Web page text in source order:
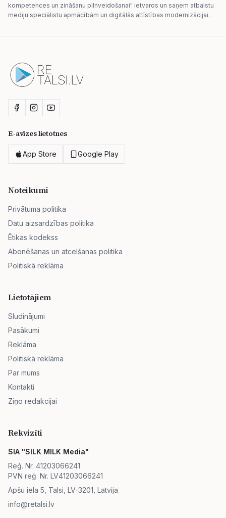
kompetences un zināšanu pilnveidošanai" ietvaros un saņem atbalstu
mediju speciālistu apmācībām un digitālās attīstības modernizācijai.
E-avīzes lietotnes
App Store Google Play
Noteikumi
Privātuma politika
Datu aizsardzības politika
Ētikas kodekss
Abonēšanas un atcelšanas politika
Politiskā reklāma
Lietotājiem
Sludinājumi
Pasākumi
Reklāma
Politiskā reklāma
Par mums
Kontakti
Ziņo redakcijai
Rekvizīti
SIA "SILK MILK Media"
Reģ. Nr. 41203066241
PVN reģ. Nr. LV41203066241
Apšu iela 5, Talsi, LV-3201, Latvija
info@retalsi.lv